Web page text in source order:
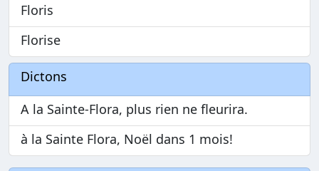
Floris
Florise
Dictons
A la Sainte-Flora, plus rien ne fleurira.
à la Sainte Flora, Noël dans 1 mois!